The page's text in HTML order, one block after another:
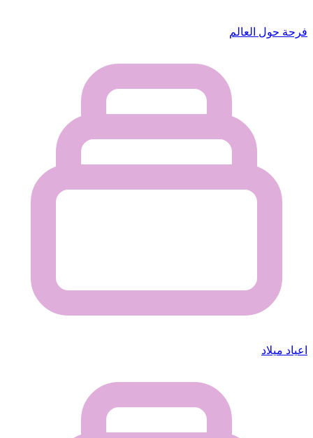
فرحة حول العالم
اعياد ميلاد